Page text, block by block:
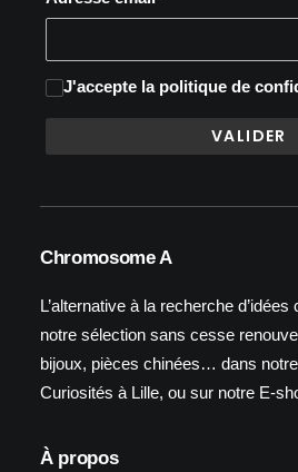
J'accepte la politique de
Chromosome A
L’alternative à la recherche
notre sélection sans cesse
bijoux, pièces chinées… dans
Curiosités à Lille, ou sur notre E-
À propos